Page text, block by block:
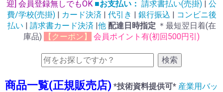
迎] 会員登録無しでもOK ■お支払い： 請求書払い(売掛) | 公
費/学校(売掛) | カード決済 | 代引き | 銀行振込 | コンビニ後
払い | 請求書カード決済 |他 配達日時指定 ＊最短翌日着(在
庫品)
【クーポン】 会員ポイント有(初回500円引)
検索
商品一覧(正規販売店) *技術資料提供可* 産業用バッ